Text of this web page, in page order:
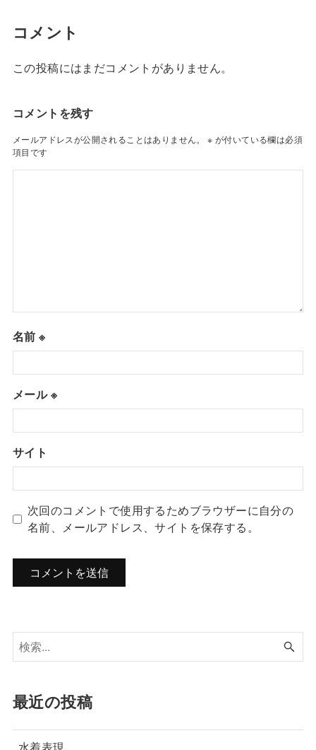
コメント
この投稿にはまだコメントがありません。
コメントを残す
メールアドレスが公開されることはありません。 ※ が付いている欄は必須
項目です
名前※
メール※
サイト
次回のコメントで使用するためブラウザーに自分の
名前、メールアドレス、サイトを保存する。
最近の投稿
水着表現